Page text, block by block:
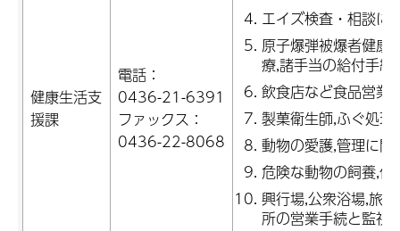
健康生活支
援課
電話：
0436-21-6391
ファックス：
0436-22-8068
エイズ検査・相談に
原子爆弾被爆者健康
療,諸手当の給付手続
飲食店など食品営業
製菓衛生師,ふぐ処
動物の愛護,管理に関
危険な動物の飼養,
興行場,公衆浴場,旅
所の営業手続と監視